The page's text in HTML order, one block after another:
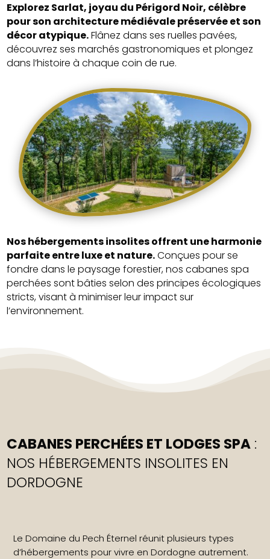
Explorez Sarlat, joyau du Périgord Noir, célèbre
pour son architecture médiévale préservée et son
décor atypique.Flânez dans ses ruelles pavées,
découvrez ses marchés gastronomiques et plongez
dans l’histoire à chaque coin de rue.
Nos hébergements insolites offrent une harmonie
parfaite entre luxe et nature.Conçues pour se
fondre dans le paysage forestier, nos cabanes spa
perchées sont bâties selon des principes écologiques
stricts, visant à minimiser leur impact sur
l’environnement.
CABANES PERCHÉES ET LODGES SPA :
NOS HÉBERGEMENTS INSOLITES EN
DORDOGNE
Le Domaine du Pech Éternel réunit plusieurs types
d’hébergements pour vivre en Dordogne autrement.